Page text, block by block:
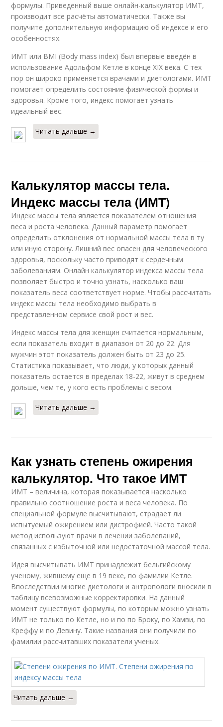
формулы. Приведенный выше онлайн-калькулятор ИМТ,
производит все расчёты автоматически. Также вы
получите дополнительную информацию об индексе и его
особенностях.
ИМТ или BMI (Body mass index) был впервые введён в
использование Адольфом Кетле в конце XIX века. С тех
пор он широко применяется врачами и диетологами. ИМТ
помогает определить состояние физической формы и
здоровья. Кроме того, индекс помогает узнать
идеальный вес.
Читать дальше →
Калькулятор массы тела.
Индекс массы тела (ИМТ)
Индекс массы тела является показателем отношения
веса и роста человека. Данный параметр помогает
определить отклонения от нормальной массы тела в ту
или иную сторону. Лишний вес опасен для человеческого
здоровья, поскольку часто приводят к сердечным
заболеваниям. Онлайн калькулятор индекса массы тела
позволяет быстро и точно узнать, насколько ваш
показатель веса соответствует норме. Чтобы рассчитать
индекс массы тела необходимо выбрать в
представленном сервисе свой рост и вес.
Индекс массы тела для женщин считается нормальным,
если показатель входит в диапазон от 20 до 22. Для
мужчин этот показатель должен быть от 23 до 25.
Статистика показывает, что люди, у которых данный
показатель остается в пределах 18-22, живут в среднем
дольше, чем те, у кого есть проблемы с весом.
Читать дальше →
Как узнать степень ожирения
калькулятор. Что такое ИМТ
ИМТ – величина, которая показывается насколько
правильно соотношение роста и веса человека. По
специальной формуле высчитывают, страдает ли
испытуемый ожирением или дистрофией. Часто такой
метод используют врачи в лечении заболеваний,
связанных с избыточной или недостаточной массой тела.
Идея высчитывать ИМТ принадлежит бельгийскому
ученому, жившему еще в 19 веке, по фамилии Кетле.
Впоследствии многие диетологи и антропологи вносили в
таблицу всевозможные корректировки. На данный
момент существуют формулы, по которым можно узнать
ИМТ не только по Кетле, но и по по Броку, по Хамви, по
Креффу и по Девину. Такие названия они получили по
фамилии рассчитавших показатели ученых.
Читать дальше →